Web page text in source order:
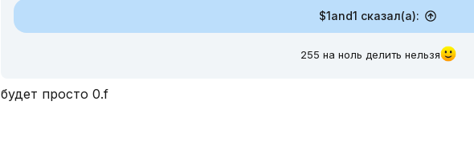
$1and1 сказал(а):
255 на ноль делить нельзя
будет просто 0.f